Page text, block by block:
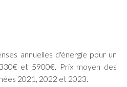
annuelles d'énergie pour un
et 5900€. Prix moyen des
2021, 2022 et 2023.